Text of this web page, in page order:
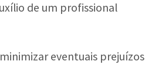
de um profissional
eventuais prejuízos